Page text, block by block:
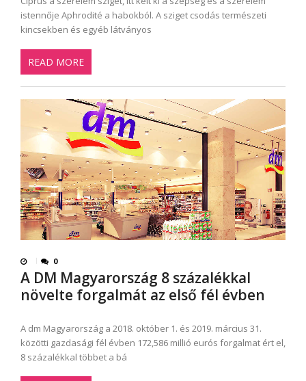
istennője Aphrodité a habokból. A sziget csodás természeti
kincsekben és egyéb látványos
READ MORE
0
A DM Magyarország 8 százalékkal
növelte forgalmát az első fél évben
A dm Magyarország a 2018. október 1. és 2019. március 31.
közötti gazdasági fél évben 172,586 millió eurós forgalmat ért el,
8 százalékkal többet a bá